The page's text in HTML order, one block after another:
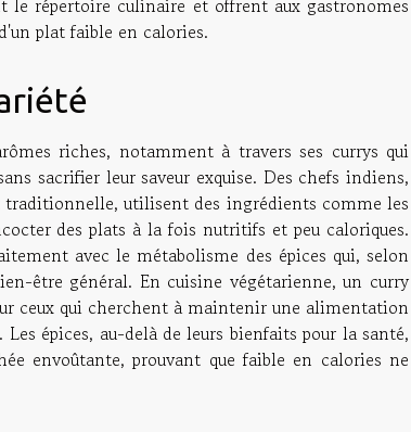
plat faible en calories.
riches, notamment à travers ses currys qui
sacrifier leur saveur exquise. Des chefs indiens,
utilisent des ingrédients comme les
des plats à la fois nutritifs et peu caloriques.
avec le métabolisme des épices qui, selon
être général. En cuisine végétarienne, un curry
ceux qui cherchent à maintenir une alimentation
épices, au-delà de leurs bienfaits pour la santé,
envoûtante, prouvant que faible en calories ne